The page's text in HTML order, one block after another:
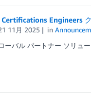
Engineers
11月 2025 in
ーバル パートナー ソリ